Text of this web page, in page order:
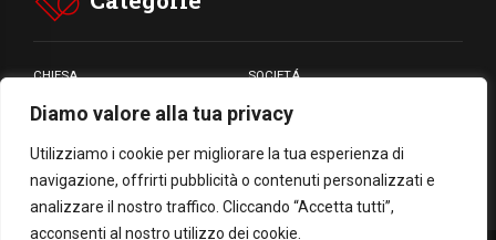
Diamo valore alla tua privacy
Utilizziamo i cookie per migliorare la tua esperienza di
navigazione, offrirti pubblicità o contenuti personalizzati e
analizzare il nostro traffico. Cliccando “Accetta tutti”,
acconsenti al nostro utilizzo dei cookie.
CHIESA SOCIETÁ
CARITÁ GIUBILEO
CULTURA MEDIA